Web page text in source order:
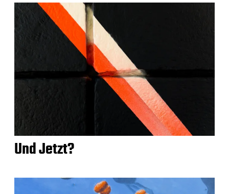
Und Jetzt?